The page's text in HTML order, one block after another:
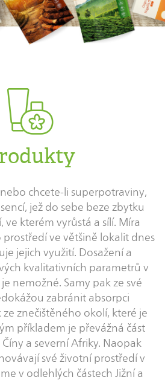
chcete-li superpotraviny,
jež do sebe beze zbytku
ve kterém vyrůstá a sílí. Míra
ve většině lokalit dnes
jejich využití. Dosažení a
kvalitativních parametrů v
nemožné. Samy pak ze své
zabránit absorpci
znečištěného okolí, které je
příkladem je převážná část
a severní Afriky. Naopak
své životní prostředí v
v odlehlých částech Jižní a